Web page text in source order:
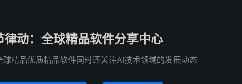
律动：全球精品软件分享中心
精品优质精品软件同时还关注AI技术领域的发展动态